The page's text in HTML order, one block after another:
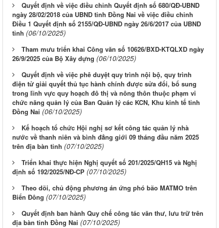
Quyết định về việc điều chỉnh Quyết định số 680/QĐ-UBND
ngày 28/02/2018 của UBND tỉnh Đồng Nai về việc điều chỉnh
Điều 1 Quyết định số 2155/QĐ-UBND ngày 26/6/2017 của UBND
tỉnh (06/10/2025)
Tham mưu triển khai Công văn số 10626/BXD-KTQLXD ngày
26/9/2025 của Bộ Xây dựng (06/10/2025)
Quyết định về việc phê duyệt quy trình nội bộ, quy trình
điện tử giải quyết thủ tục hành chính được sửa đổi, bổ sung
trong lĩnh vực quy hoạch đô thị và nông thôn thuộc phạm vi
chức năng quản lý của Ban Quản lý các KCN, Khu kinh tế tỉnh
Đồng Nai (06/10/2025)
Kế hoạch tổ chức Hội nghị sơ kết công tác quản lý nhà
nước về thanh niên và bình đẳng giới 09 tháng đầu năm 2025
trên địa bàn tỉnh (07/10/2025)
Triển khai thực hiện Nghị quyết số 201/2025/QH15 và Nghị
định số 192/2025/NĐ-CP (07/10/2025)
Theo dõi, chủ động phương án ứng phó bão MATMO trên
Biển Đông (07/10/2025)
Quyết định ban hành Quy chế công tác văn thư, lưu trữ trên
địa bàn tỉnh Đồng Nai (07/10/2025)